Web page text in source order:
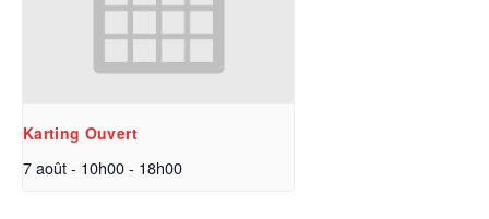
Karting Ouvert
7 août - 10h00- 18h00